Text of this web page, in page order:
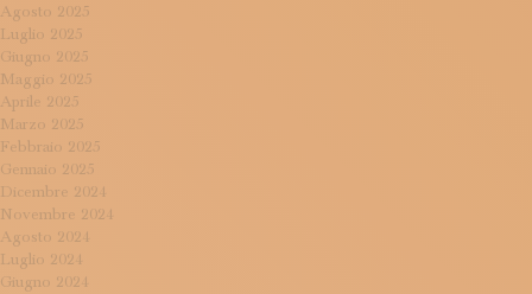
Agosto 2025
Luglio 2025
Giugno 2025
Maggio 2025
Aprile 2025
Marzo 2025
Febbraio 2025
Gennaio 2025
Dicembre 2024
Novembre 2024
Agosto 2024
Luglio 2024
Giugno 2024